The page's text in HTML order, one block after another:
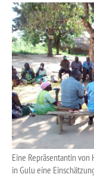
Eine Repräsentantin
in Gulu eine